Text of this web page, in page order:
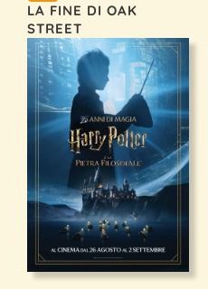
LA FINE DI OAK
STREET